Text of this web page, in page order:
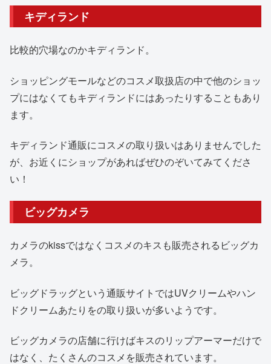
キディランド
比較的穴場なのかキディランド。
ショッピングモールなどのコスメ取扱店の中で他のショッ
プにはなくてもキディランドにはあったりすることもあり
ます。
キディランド通販にコスメの取り扱いはありませんでした
が、お近くにショップがあればぜひのぞいてみてくださ
い！
ビッグカメラ
カメラのkissではなくコスメのキスも販売されるビッグカ
メラ。
ビッグドラッグという通販サイトではUVクリームやハン
ドクリームあたりをの取り扱いが多いようです。
ビッグカメラの店舗に行けばキスのリップアーマーだけで
はなく、たくさんのコスメを販売されています。